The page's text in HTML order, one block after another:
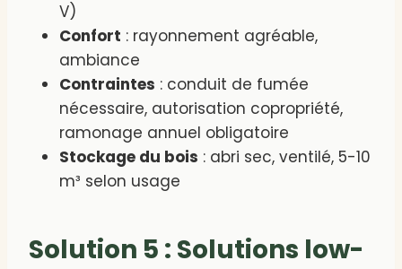
V)
Confort : rayonnement agréable,
ambiance
Contraintes : conduit de fumée
nécessaire, autorisation copropriété,
ramonage annuel obligatoire
Stockage du bois : abri sec, ventilé, 5-10
m³ selon usage
Solution 5 : Solutions low-